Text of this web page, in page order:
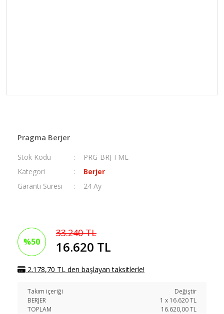
Pragma Berjer
Stok Kodu
PRG-BRJ-FML
Kategori
Berjer
Garanti Süresi
24 Ay
%50
33.240 TL
16.620 TL
2.178,70 TL den başlayan taksitlerle!
Takım içeriği
Değiştir
BERJER
1 x 16.620TL
TOPLAM
16.620,00 TL